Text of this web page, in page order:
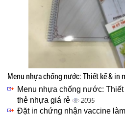
Menu nhựa chống nước: Thiết kế & in
Menu nhựa chống nước:
thẻ nhựa giá rẻ
2035
Đặt in chứng nhận vaccine